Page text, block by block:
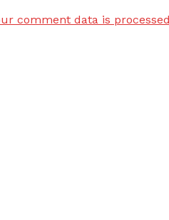
comment data is